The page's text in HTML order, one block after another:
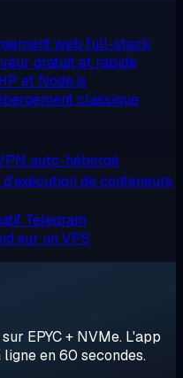
web full-stack
gratuit et rapide
et Node.js
classique
auto-hébergé
de conteneurs,
Telegram
sur un VPS
EPYC + NVMe. L'app
ligne en 60 secondes.